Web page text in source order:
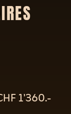
1'360.-